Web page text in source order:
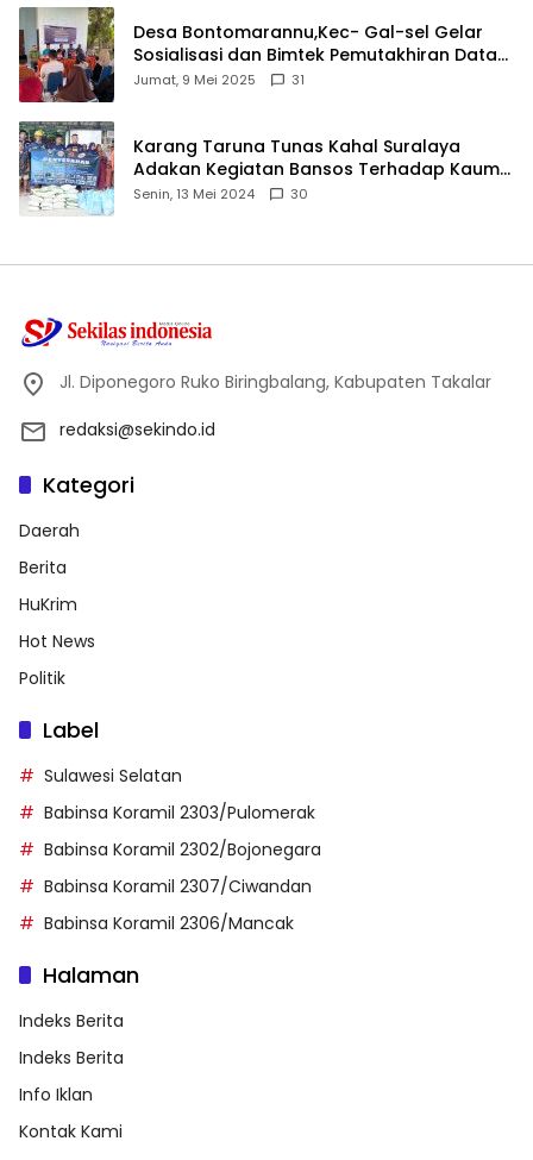
Desa Bontomarannu,Kec- Gal-sel Gelar
Sosialisasi dan Bimtek Pemutakhiran Data
ID
Jumat, 9 Mei 2025 31
Karang Taruna Tunas Kahal Suralaya
Adakan Kegiatan Bansos Terhadap Kaum
Dhuafa dan Anak Yatim-Piatu
Senin, 13 Mei 2024 30
Jl. Diponegoro Ruko Biringbalang, Kabupaten Takalar
redaksi@sekindo.id
Kategori
Daerah
Berita
HuKrim
Hot News
Politik
Label
Sulawesi Selatan
Babinsa Koramil 2303/Pulomerak
Babinsa Koramil 2302/Bojonegara
Babinsa Koramil 2307/Ciwandan
Babinsa Koramil 2306/Mancak
Halaman
Indeks Berita
Indeks Berita
Info Iklan
Kontak Kami